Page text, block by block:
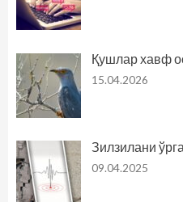
Қушлар хавф
15.04.2026
Зилзилани
09.04.2025